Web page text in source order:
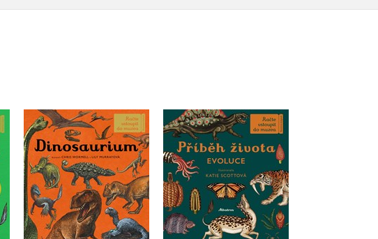
Dinosaurium
Lily Murray
Příběh života
Fiona Munroová
,
Ruth Symonsová